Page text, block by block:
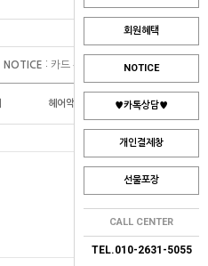
회원혜택
NOTICE
♥카톡상담♥
개인결제창
선물포장
CALL CENTER
TEL.010-2631-5055
NOTICE : 카드 부분무이자 안내
헤어악세사리